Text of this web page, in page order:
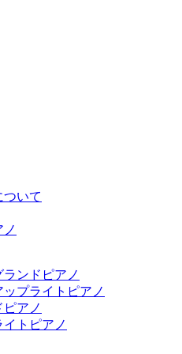
ついて
ンドピアノ
プライトピアノ
アノ
トピアノ